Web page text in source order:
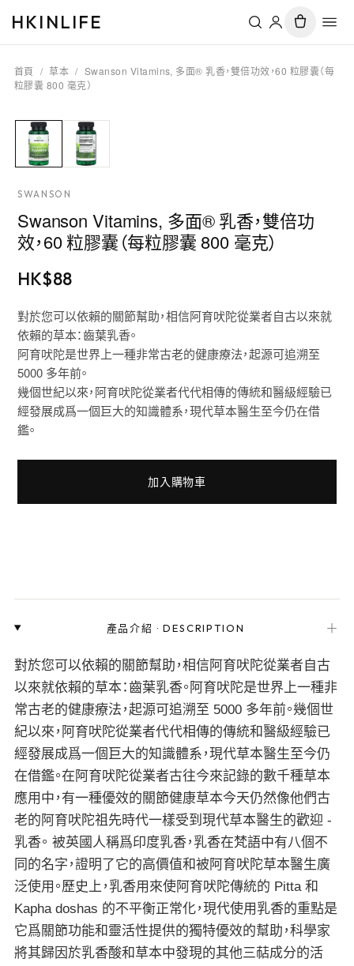
HKINLIFE
首頁 / 草本 / Swanson Vitamins, 多面® 乳香，雙倍功效，60 粒膠囊（每
粒膠囊 800 毫克）
SWANSON
Swanson Vitamins, 多面® 乳香，雙倍功
效，60 粒膠囊（每粒膠囊 800 毫克）
HK$88
對於您可以依賴的關節幫助，相信阿育吠陀從業者自古以來就
依賴的草本：齒葉乳香。
阿育吠陀是世界上一種非常古老的健康療法，起源可追溯至
5000 多年前。
幾個世紀以來，阿育吠陀從業者代代相傳的傳統和醫級經驗已
經發展成爲一個巨大的知識體系，現代草本醫生至今仍在借
鑑。
加入購物車
產品介紹 ·DESCRIPTION ＋
對於您可以依賴的關節幫助，相信阿育吠陀從業者自古
以來就依賴的草本：齒葉乳香。阿育吠陀是世界上一種非
常古老的健康療法，起源可追溯至 5000 多年前。幾個世
紀以來，阿育吠陀從業者代代相傳的傳統和醫級經驗已
經發展成爲一個巨大的知識體系，現代草本醫生至今仍
在借鑑。在阿育吠陀從業者古往今來記錄的數千種草本
應用中，有一種優效的關節健康草本今天仍然像他們古
老的阿育吠陀祖先時代一樣受到現代草本醫生的歡迎 -
乳香。 被英國人稱爲印度乳香，乳香在梵語中有八個不
同的名字，證明了它的高價值和被阿育吠陀草本醫生廣
泛使用。歷史上，乳香用來使阿育吠陀傳統的 Pitta 和
Kapha doshas 的不平衡正常化，現代使用乳香的重點是
它爲關節功能和靈活性提供的獨特優效的幫助，科學家
將其歸因於乳香酸和草本中發現的其他三萜成分的活